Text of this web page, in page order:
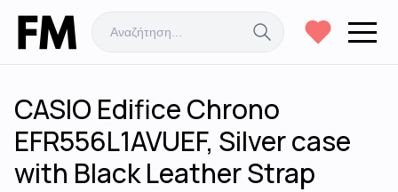
CASIO Edifice Chrono
EFR556L1AVUEF, Silver case
with Black Leather Strap